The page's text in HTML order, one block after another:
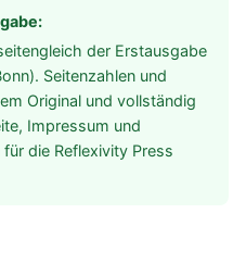
der Erstausgabe
Seitenzahlen und
Original und vollständig
Impressum und
die Reflexivity Press